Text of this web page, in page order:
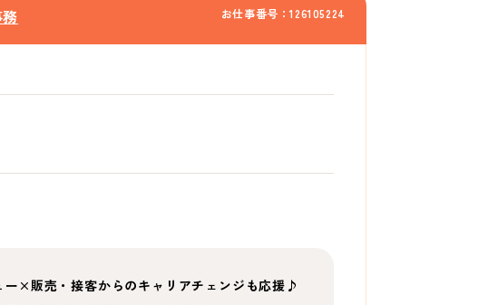
お仕事番号：126105224
×販売・接客からのキャリアチェンジも応援♪